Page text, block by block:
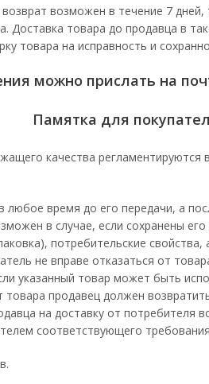
возможен в течение 7
Доставка товара до продавца в
товара на исправность и
можно прислать на
Памятка для
качества
любое время до его передачи, а
в случае, если сохранены
потребительские
не вправе отказаться от
указанный товар может быть
продавец должен
на доставку от потребителя
соответствующего